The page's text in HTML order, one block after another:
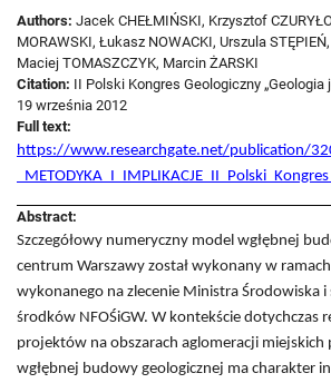
Authors: Jacek CHEŁMIŃSKI, Krzysztof
MORAWSKI, Łukasz NOWACKI, Urszula
Maciej TOMASZCZYK, Marcin ŻARSKI
Citation: II Polski Kongres Geologiczny „Geologia
19 września 2012
Full text:
https://www.researchgate.net/publication/
Abstract:
Szczegółowy numeryczny model wgłębnej
centrum Warszawy został wykonany w
wykonanego na zlecenie Ministra Środowiska
środków NFOŚiGW. W kontekście dotychczas
projektów na obszarach aglomeracji miejskich
wgłębnej budowy geologicznej ma charakter